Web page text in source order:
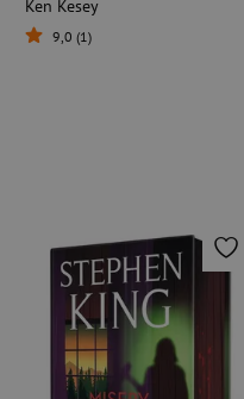
Ken Kesey
9,0 (1)